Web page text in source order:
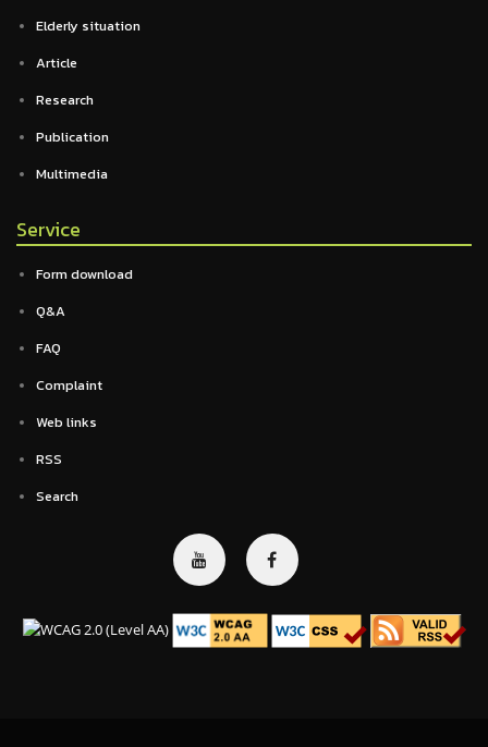
Elderly situation
Article
Research
Publication
Multimedia
Service
Form download
Q&A
FAQ
Complaint
Web links
RSS
Search